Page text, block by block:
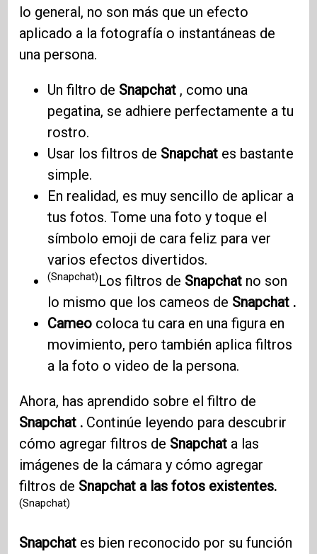
lo general, no son más que un efecto
aplicado a la fotografía o instantáneas de
una persona.
Un filtro de Snapchat , como una
pegatina, se adhiere perfectamente a tu
rostro.
Usar los filtros de Snapchat es bastante
simple.
En realidad, es muy sencillo de aplicar a
tus fotos. Tome una foto y toque el
símbolo emoji de cara feliz para ver
varios efectos divertidos.
(Snapchat)Los filtros de Snapchat no son
lo mismo que los cameos de Snapchat .
Cameo coloca tu cara en una figura en
movimiento, pero también aplica filtros
a la foto o video de la persona.
Ahora, has aprendido sobre el filtro de
Snapchat . Continúe leyendo para descubrir
cómo agregar filtros de Snapchat a las
imágenes de la cámara y cómo agregar
filtros de Snapchat a las fotos existentes.
(Snapchat)
Snapchat es bien reconocido por su función